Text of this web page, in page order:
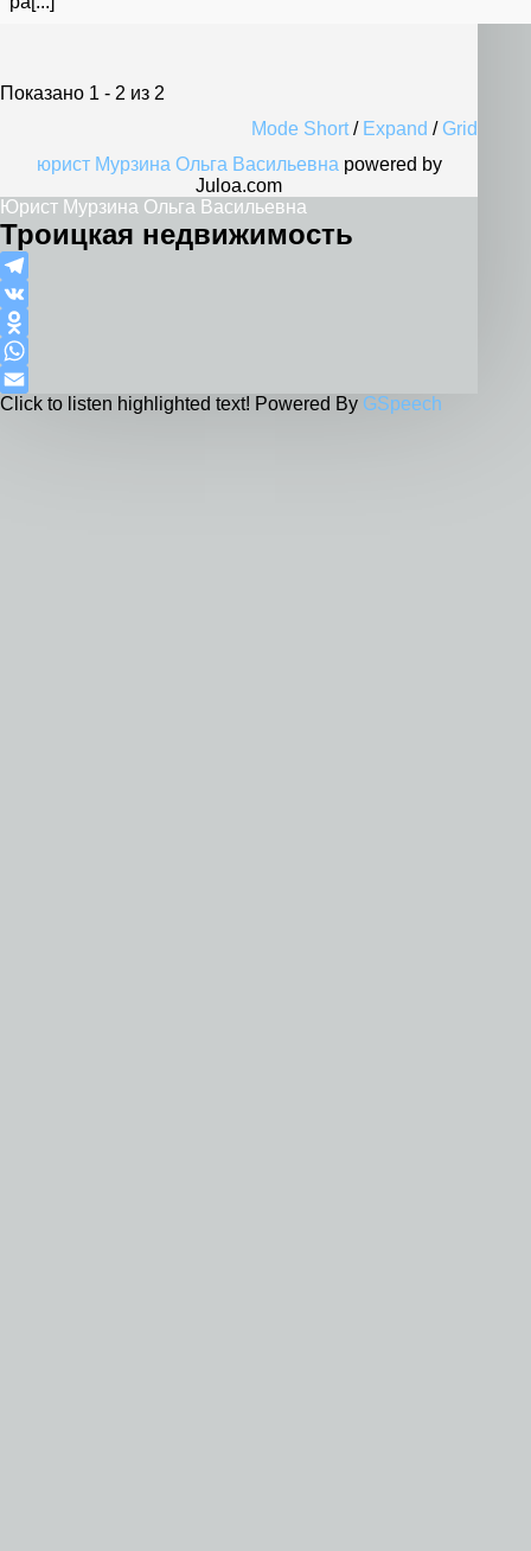
Показано 1 - 2 из 2
Mode Short/ Expand / Grid
юрист Мурзина Ольга Васильевна powered by
Juloa.com
Юрист Мурзина Ольга Васильевна
Троицкая недвижимость
Telegram
VK
Odnoklassniki
WhatsApp
Email
Click to listen highlighted text! Powered By GSpeech